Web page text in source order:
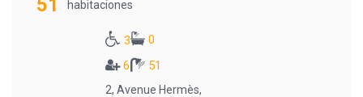
51 habitaciones
3
0
6
51
2, Avenue Hermès,